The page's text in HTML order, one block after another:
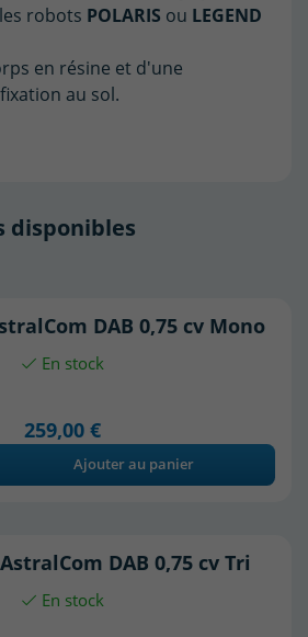
robots POLARIS ou LEGEND
en résine et d'une
au sol.
disponibles
DAB 0,75 cv Mono
En stock
259,00 €
Ajouter au panier
DAB 0,75 cv Tri
En stock